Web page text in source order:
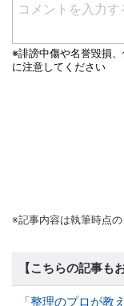
※記事内容は執筆時点
【こちらの記事も
「整理のプロが教